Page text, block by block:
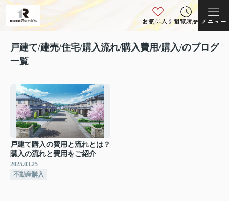
お気に入り閲覧履歴 メニュー
戸建て/建売/住宅/購入流れ/購入費用/購入/のブログ
一覧
戸建て購入の費用と流れとは？
購入の流れと費用をご紹介
2025.03.25
不動産購入